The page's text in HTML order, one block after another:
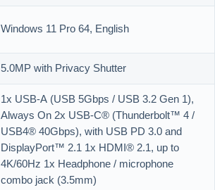
Windows 11 Pro 64, English
5.0MP with Privacy Shutter
1x USB-A (USB 5Gbps / USB 3.2 Gen 1),
Always On 2x USB-C® (Thunderbolt™ 4 /
USB4® 40Gbps), with USB PD 3.0 and
DisplayPort™ 2.1 1x HDMI® 2.1, up to
4K/60Hz 1x Headphone / microphone
combo jack (3.5mm)